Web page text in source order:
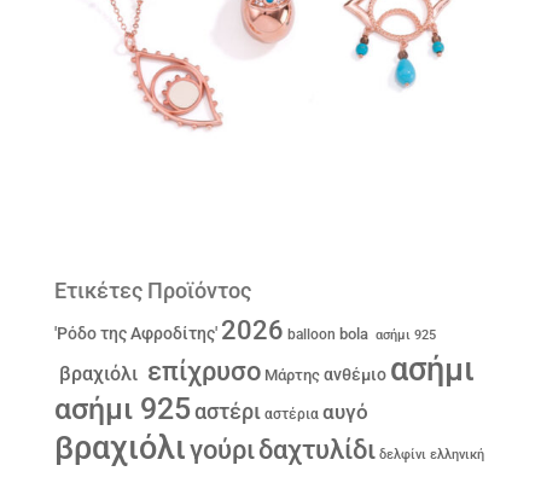
Ετικέτες Προϊόντος
'Ρόδο της Αφροδίτης' 2026 balloon bola ασήμι 925
βραχιόλι επίχρυσο Μάρτης ανθέμιο ασήμι
ασήμι 925αστέρι αστέρια αυγό
βραχιόλιγούριδαχτυλίδι δελφίνι ελληνική